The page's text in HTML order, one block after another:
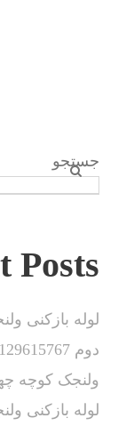
جستجو
Posts
لوله بازکنی
ولنجک کوچه
لوله بازکنی